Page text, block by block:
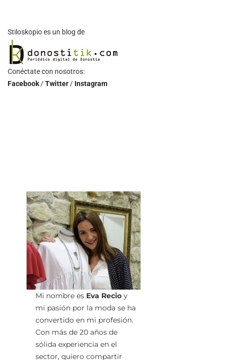
Stiloskopio es un blog de
Conéctate con nosotros:
Facebook /Twitter / Instagram
Mi nombre es Eva Recio y
mi pasión por la moda se ha
convertido en mi profesión.
Con más de 20 años de
sólida experiencia en el
sector, quiero compartir